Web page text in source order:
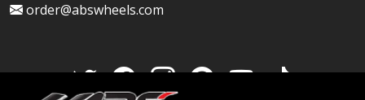
order@abswheels.com